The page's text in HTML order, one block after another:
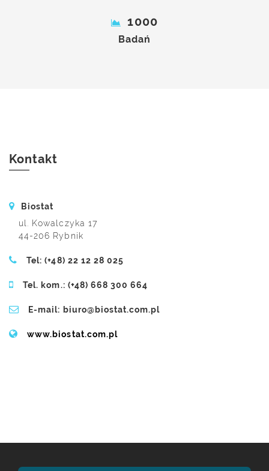
1000
Badań
Kontakt
Biostat
ul. Kowalczyka 17
44-206 Rybnik
Tel: (+48) 22 12 28 025
Tel. kom.: (+48) 668 300 664
E-mail: biuro@biostat.com.pl
www.biostat.com.pl